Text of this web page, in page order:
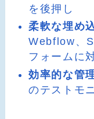
を後押し
柔軟な埋め
Webflow、
フォームに
効率的な管
のテストモ